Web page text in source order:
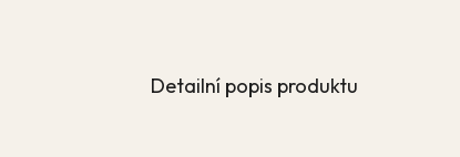
Detailní popis produktu